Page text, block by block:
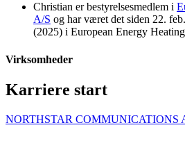
Christian er bestyrelsesmedlem i
A/S og har været det siden 22.
(2025) i European Energy
Virksomheder
Karriere start
NORTHSTAR COMMUNICATIONS